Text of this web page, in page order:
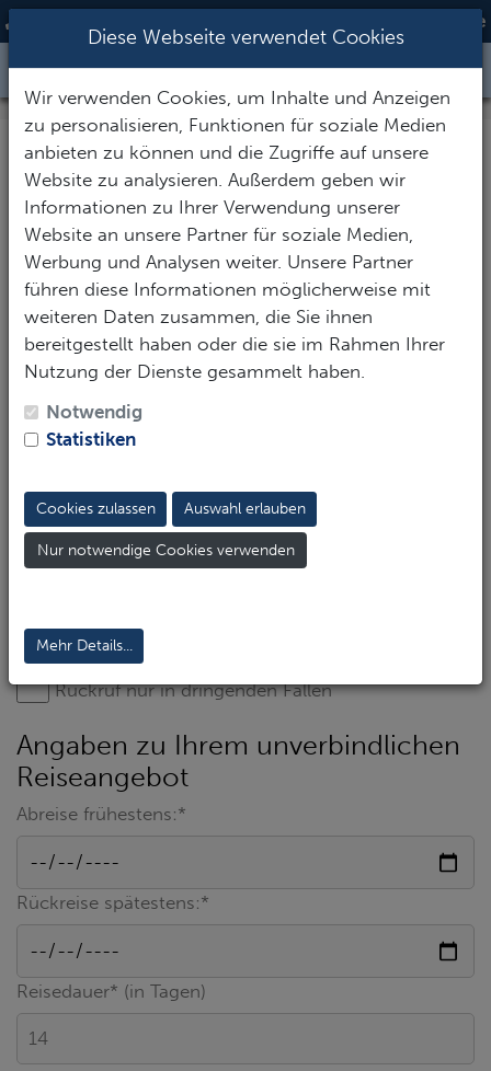
urlaub@action-sport-24.de
Toggle
Ihre Anfrage: Triton Bay
Divers
Vielen herzlichen Dank für Ihr Interesse! Um Ihnen
eine möglichst aussagekräftige Antwort zu geben,
füllen Sie das Formular mit Ihren Wünschen und
Eckdaten aus.
Rückruf nur in dringenden Fällen
Angaben zu Ihrem unverbindlichen
Reiseangebot
Abreise frühestens:*
Rückreise spätestens:*
Reisedauer* (in Tagen)
Diese Webseite verwendet Cookies
Wir verwenden Cookies, um Inhalte und Anzeigen
zu personalisieren, Funktionen für soziale Medien
anbieten zu können und die Zugriffe auf unsere
Website zu analysieren. Außerdem geben wir
Informationen zu Ihrer Verwendung unserer
Website an unsere Partner für soziale Medien,
Werbung und Analysen weiter. Unsere Partner
führen diese Informationen möglicherweise mit
weiteren Daten zusammen, die Sie ihnen
bereitgestellt haben oder die sie im Rahmen Ihrer
Nutzung der Dienste gesammelt haben.
Notwendig
Statistiken
Cookies zulassen Auswahl erlauben
Nur notwendige Cookies verwenden
Mehr Details...